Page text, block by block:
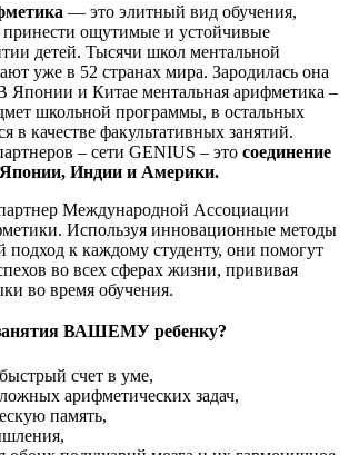
— это элитный вид обучения,
принести ощутимые и устойчивые
детей. Тысячи школ ментальной
уже в 52 странах мира. Зародилась она
Японии и Китае ментальная арифметика –
школьной программы, в остальных
в качестве факультативных занятий.
– сети GENIUS – это соединение
Индии и Америки.
Международной Ассоциации
Используя инновационные методы
к каждому студенту, они помогут
во всех сферах жизни, прививая
во время обучения.
ВАШЕМУ ребенку?
счет в уме,
арифметических задач,
память,